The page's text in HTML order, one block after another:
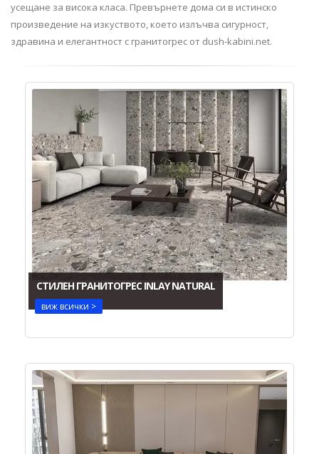
усещане за висока класа. Превърнете дома си в истинско
произведение на изкуството, което излъчва сигурност,
здравина и елегантност с гранитогрес от dush-kabini.net.
СТИЛЕН ГРАНИТОГРЕС INLAY NATURAL
виж всички >